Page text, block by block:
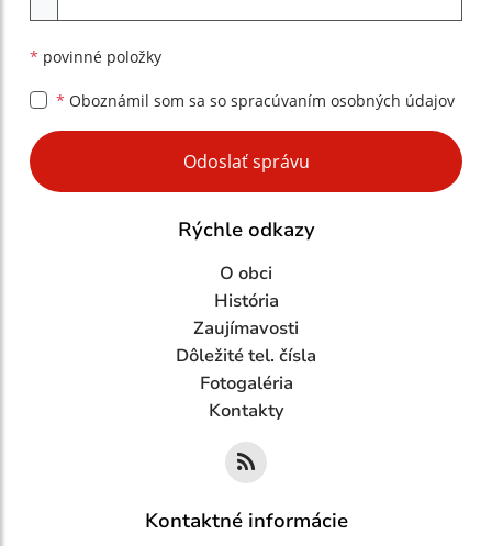
* povinné položky
* Oboznámil som sa so spracúvaním osobných údajov
Google reCaptcha Response
Odoslať správu
Rýchle odkazy
O obci
História
Zaujímavosti
Dôležité tel. čísla
Fotogaléria
Kontakty
Kontaktné informácie